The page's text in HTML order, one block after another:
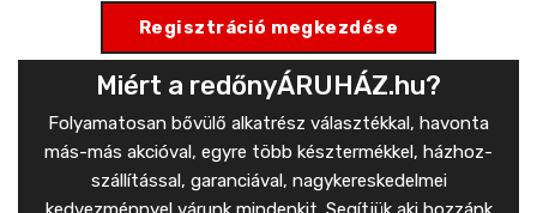
Regisztráció megkezdése
Miért a redőnyÁRUHÁZ.hu?
Folyamatosan bővülő alkatrész választékkal, havonta
más-más akcióval, egyre több késztermékkel, házhoz-
szállítással, garanciával, nagykereskedelmei